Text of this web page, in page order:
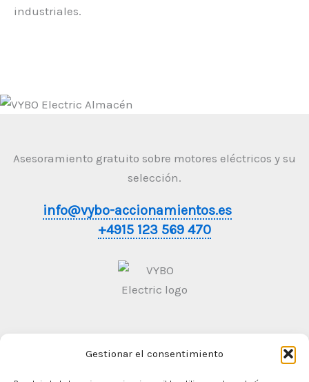
Gestionar el consentimiento
industriales.
Asesoramiento gratuito sobre motores eléctricos y su
selección.
info@vybo-accionamientos.es
+4915 123 569 470
Politica de